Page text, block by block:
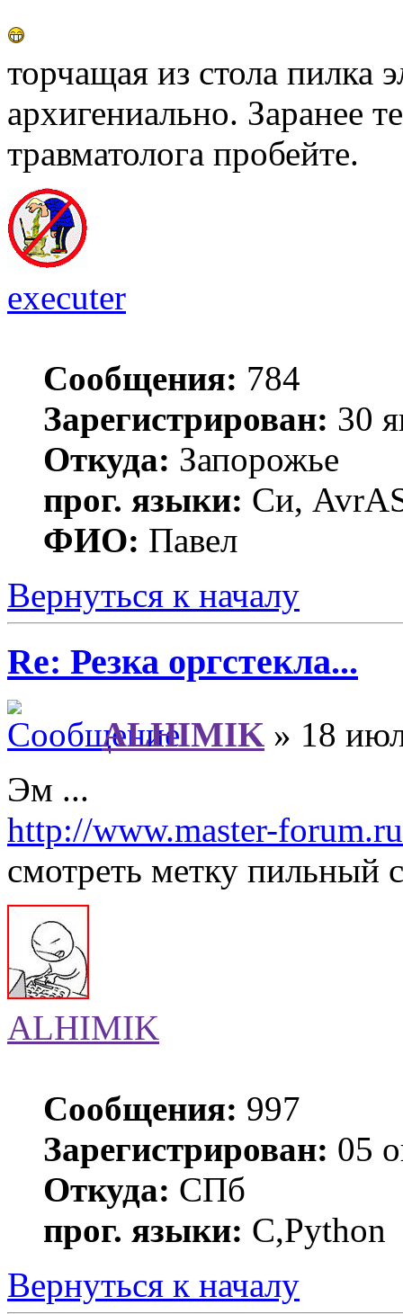
торчащая из стола пилка
архигениально. Заранее
травматолога пробейте.
executer
Сообщения: 784
Зарегистрирован: 30
Откуда: Запорожье
прог. языки: Си,
ФИО: Павел
Вернуться к началу
Re: Резка оргстекла...
ALHIMIK » 18
Эм ...
http://www.master-
смотреть метку пильный
ALHIMIK
Сообщения: 997
Зарегистрирован: 05
Откуда: СПб
прог. языки: C,Python
Вернуться к началу